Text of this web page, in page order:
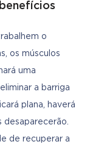
o
os músculos
uma
a barriga
plana, haverá
desaparecerão.
de recuperar a